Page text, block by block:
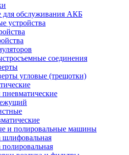
для обслуживания АКБ
устройства
соединения
угловые (трещотки)
и полировальные машины